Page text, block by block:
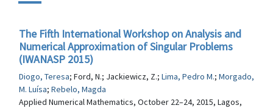
The Fifth International Workshop on Analysis and
Numerical Approximation of Singular Problems
(IWANASP 2015)
Diogo, Teresa; Ford, N.; Jackiewicz, Z.; Lima, Pedro M.; Morgado,
M. Luísa; Rebelo, Magda
Applied Numerical Mathematics, October 22–24, 2015, Lagos,